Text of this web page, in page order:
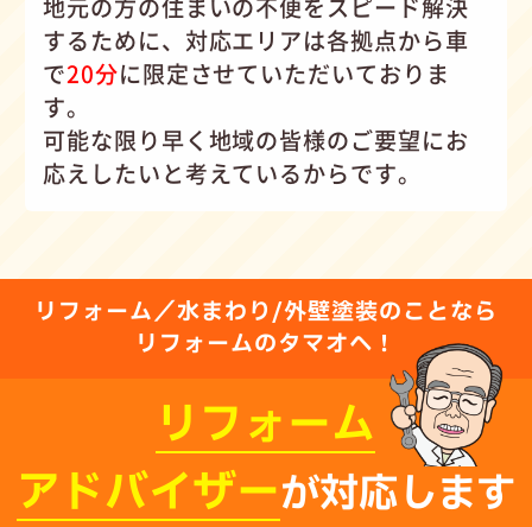
地元の方の住まいの不便をスピード解決
するために、対応エリアは各拠点から車
で20分に限定させていただいておりま
す。
可能な限り早く地域の皆様のご要望にお
応えしたいと考えているからです。
リフォーム／水まわり/外壁塗装のことなら
リフォームのタマオへ！
リフォーム
アドバイザーが対応します